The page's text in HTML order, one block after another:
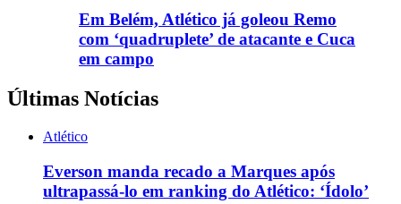
Em Belém, Atlético já goleou Remo
com ‘quadruplete’ de atacante e Cuca
em campo
Últimas Notícias
Atlético
Everson manda recado a Marques após
ultrapassá-lo em ranking do Atlético: ‘Ídolo’